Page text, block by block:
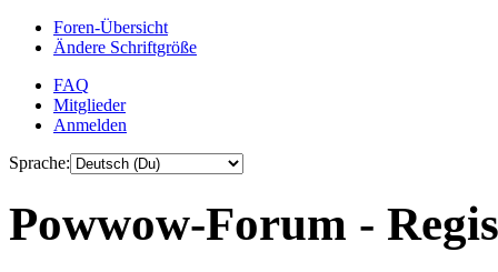
Foren-Übersicht
Ändere Schriftgröße
FAQ
Mitglieder
Anmelden
Sprache:
Powwow-Forum -